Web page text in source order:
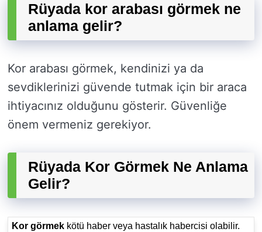
Rüyada kor arabası görmek ne
anlama gelir?
Kor arabası görmek, kendinizi ya da
sevdiklerinizi güvende tutmak için bir araca
ihtiyacınız olduğunu gösterir. Güvenliğe
önem vermeniz gerekiyor.
Rüyada Kor Görmek Ne Anlama
Gelir?
Kor görmek kötü haber veya hastalık habercisi olabilir.